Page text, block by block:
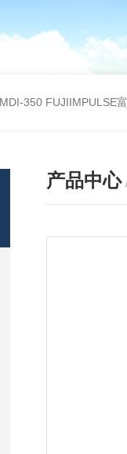
350 FUJIIMPULSE
产品中心